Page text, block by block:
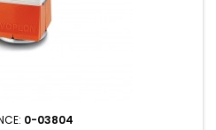
0-03804